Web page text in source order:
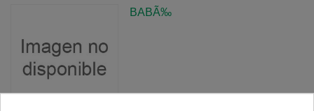
BABÃ‰